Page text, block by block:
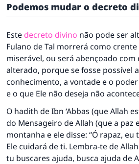
Podemos mudar o decreto
Este decreto divino não pode ser
Fulano de Tal morrerá como
miserável, ou será abençoado
alterado, porque se fosse possível
conhecimento, a vontade e o
e o que Ele não deseja não
O hadith de Ibn ‘Abbas (que Allah
do Mensageiro de Allah (que a paz
montanha e ele disse: “Ó rapaz,
Ele cuidará de ti. Lembra-te de
tu buscares ajuda, busca ajuda de
A resposta n°
Ajude-
"Quem quer que
mesma